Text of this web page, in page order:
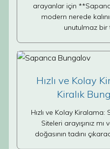
arayanlar için
modern nerede
unutulmaz bir
Hızlı ve Kolay
Kiralık
Hızlı ve Kolay
Siteleri arayışınız mı
doğasının tadını